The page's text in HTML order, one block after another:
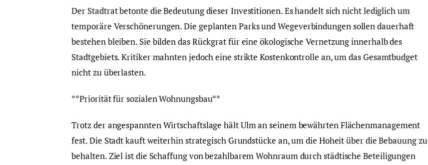
Der Stadtrat betonte die Bedeutung dieser Investitionen. Es handelt sich nicht lediglich um
temporäre Verschönerungen. Die geplanten Parks und Wegeverbindungen sollen dauerhaft
bestehen bleiben. Sie bilden das Rückgrat für eine ökologische Vernetzung innerhalb des
Stadtgebiets. Kritiker mahnten jedoch eine strikte Kostenkontrolle an, um das Gesamtbudget
nicht zu überlasten.
**Priorität für sozialen Wohnungsbau**
Trotz der angespannten Wirtschaftslage hält Ulm an seinem bewährten Flächenmanagement
fest. Die Stadt kauft weiterhin strategisch Grundstücke an, um die Hoheit über die Bebauung zu
behalten. Ziel ist die Schaffung von bezahlbarem Wohnraum durch städtische Beteiligungen